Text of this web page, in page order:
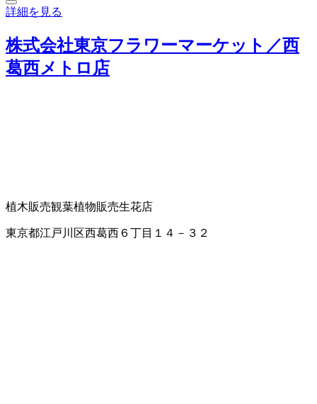
詳細を見る
株式会社東京フラワーマーケット／西
葛西メトロ店
植木販売観葉植物販売生花店
東京都江戸川区西葛西６丁目１４－３２